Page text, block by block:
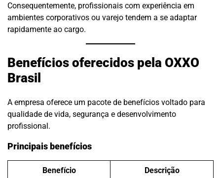
Consequentemente, profissionais com experiência em
ambientes corporativos ou varejo tendem a se adaptar
rapidamente ao cargo.
Benefícios oferecidos pela OXXO
Brasil
A empresa oferece um pacote de benefícios voltado para
qualidade de vida, segurança e desenvolvimento
profissional.
Principais benefícios
Benefício Descrição